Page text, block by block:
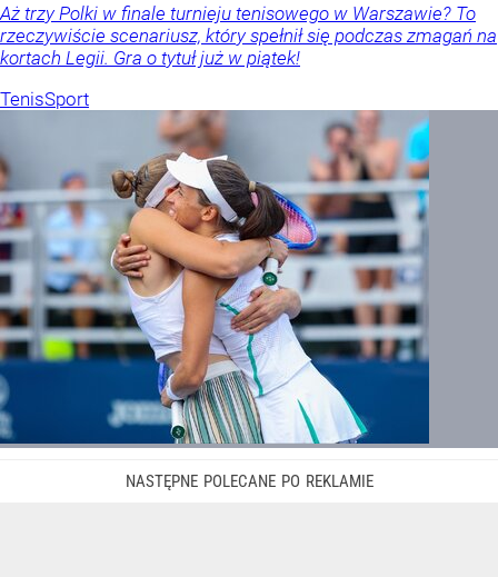
Aż trzy Polki w finale turnieju tenisowego w Warszawie? To
rzeczywiście scenariusz, który spełnił się podczas zmagań na
kortach Legii. Gra o tytuł już w piątek!
TenisSport